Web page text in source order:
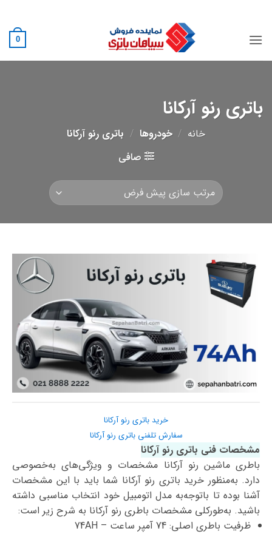
content
0
باتری رنو آرکانا
خانه / خودروها / باتری رنو آرکانا
صافی
خرید باتری رنو آرکانا
سفارش تلفنی باتری رنو آرکانا
مشخصات فنی باتری رنو آرکانا
باطری ماشین رنو آرکانا مشخصات و ویژگی‌های به‌خصوصی
دارد. به‌منظور خرید باتری رنو آرکانا شما باید با این مشخصات
آشنا بوده تا با‌توجه‌به مدل اتومبیل خود انتخاب مناسبی داشته
باشید. به‌طورکلی مشخصات باطری رنو آرکانا به شرح زیر است:
ظرفیت باطری اصلی: 74 آمپر ساعت – 74AH